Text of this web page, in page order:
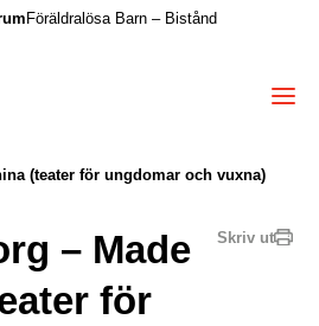
Föräldralösa Barn – Bistånd
(teater för ungdomar och vuxna)
Skriv ut
– Made
för